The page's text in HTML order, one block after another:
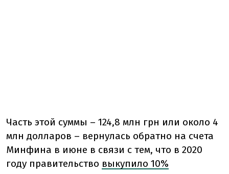
Часть этой суммы – 124,8 млн грн или около 4
млн долларов – вернулась обратно на счета
Минфина в июне в связи с тем, что в 2020
году правительство выкупило 10%